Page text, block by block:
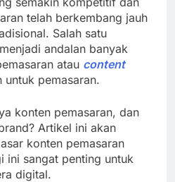
telah berkembang jauh
Salah satu
andalan banyak
atau content
pemasaran.
konten pemasaran, dan
Artikel ini akan
konten pemasaran
ini sangat penting untuk
digital.